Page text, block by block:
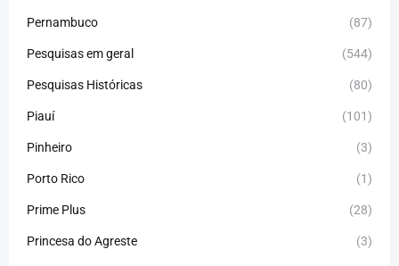
Pernambuco (87)
Pesquisas em geral (544)
Pesquisas Históricas (80)
Piauí (101)
Pinheiro (3)
Porto Rico (1)
Prime Plus (28)
Princesa do Agreste (3)